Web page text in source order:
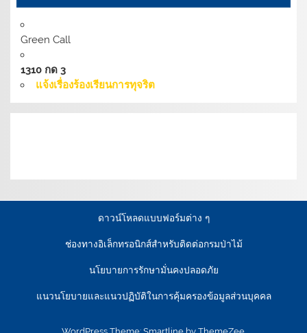
Green Call
1310 กด 3
แจ้งเรื่องร้องเรียนการทุจริต
ดาวน์โหลดแบบฟอร์มต่าง ๆ
ช่องทางอิเล็กทรอนิกส์สำหรับติดต่อกรมป่าไม้
นโยบายการรักษามั่นคงปลอดภัย
แนวนโยบายและแนวปฏิบัติในการคุ้มครองข้อมูลส่วนบุคคล